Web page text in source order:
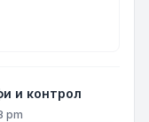
и контрол
pm